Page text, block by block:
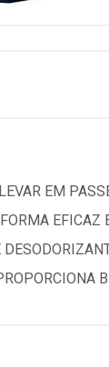
EM
EFICAZ